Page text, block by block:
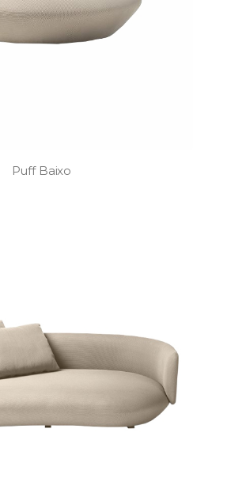
Puff Baixo